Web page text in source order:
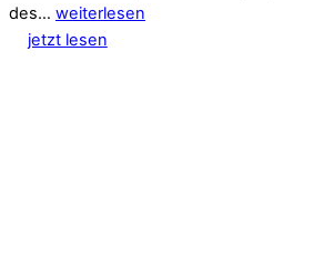
des… weiterlesen
jetzt lesen